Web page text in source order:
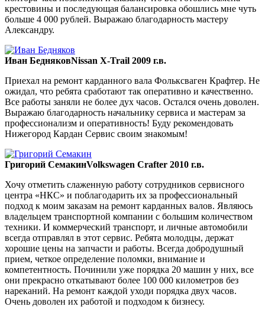
крестовины и последующая балансировка обошлись мне чуть
больше 4 000 рублей. Выражаю благодарность мастеру
Александру.
Иван БедняковNissan X-Trail 2009 г.в.
Приехал на ремонт карданного вала Фольксваген Крафтер. Не
ожидал, что ребята сработают так оперативно и качественно.
Все работы заняли не более дух часов. Остался очень доволен.
Выражаю благодарность начальнику сервиса и мастерам за
профессионализм и оперативность! Буду рекомендовать
Нижегород Кардан Сервис своим знакомым!
Григорий СемакинVolkswagen Crafter 2010 г.в.
Хочу отметить слаженную работу сотрудников сервисного
центра «НКС» и поблагодарить их за профессиональный
подход к моим заказам на ремонт карданных валов. Являюсь
владельцем транспортной компании с большим количеством
техники. И коммерческий транспорт, и личные автомобили
всегда отправлял в этот сервис. Ребята молодцы, держат
хорошие цены на запчасти и работы. Всегда добродушный
прием, четкое определение поломки, внимание и
компетентность. Починили уже порядка 20 машин у них, все
они прекрасно откатывают более 100 000 километров без
нареканий. На ремонт каждой уходи порядка двух часов.
Очень доволен их работой и подходом к бизнесу.